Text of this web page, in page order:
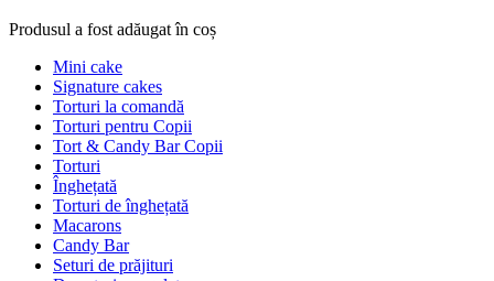
Produsul a fost adăugat în coș
Mini cake
Signature cakes
Torturi la comandă
Torturi pentru Copii
Tort & Candy Bar Copii
Torturi
Înghețată
Torturi de înghețată
Macarons
Candy Bar
Seturi de prăjituri